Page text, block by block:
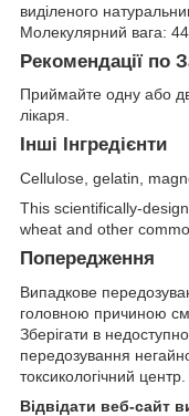
виділеного
Молекулярний вага:
Рекомендації по
Приймайте одну або
лікаря.
Інші Інгредієнти
Cellulose, gelatin,
This scientifically-
wheat and other
Попередження
Випадкове
головною причиною
Зберігати в
передозування
токсикологічний центр.
Відвідати веб-сайт